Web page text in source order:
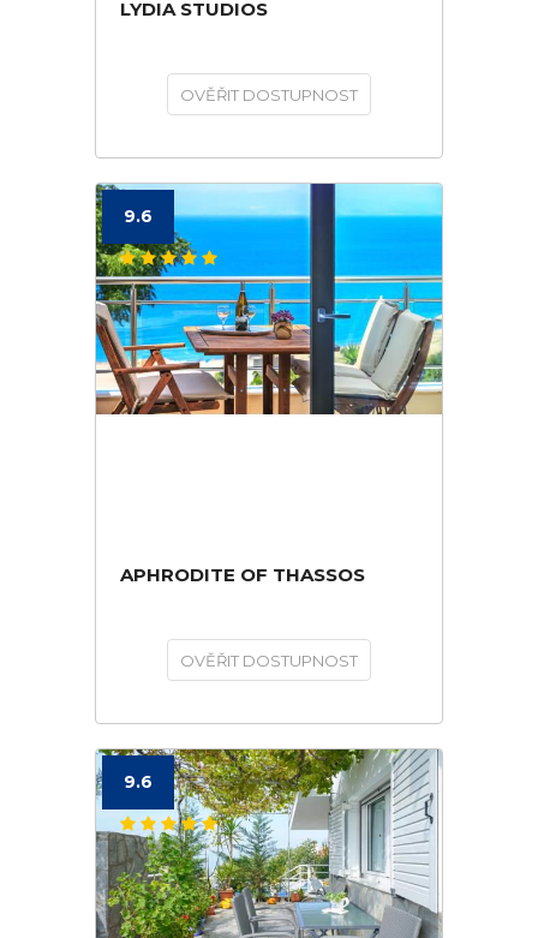
LYDIA STUDIOS
OVĚŘIT DOSTUPNOST
9.6
APHRODITE OF THASSOS
OVĚŘIT DOSTUPNOST
9.6